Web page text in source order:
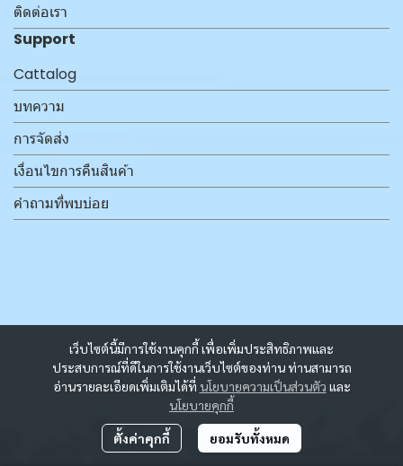
เว็บไซต์นี้มีการใช้งานคุกกี้ เพื่อเพิ่มประสิทธิภาพและ
ประสบการณ์ที่ดีในการใช้งานเว็บไซต์ของท่าน ท่านสามารถ
อ่านรายละเอียดเพิ่มเติมได้ที่ นโยบายความเป็นส่วนตัว และ
นโยบายคุกกี้
ตั้งค่าคุกกี้ ยอมรับทั้งหมด
ติดต่อเรา
Support
Cattalog
บทความ
การจัดส่ง
เงื่อนไขการคืนสินค้า
คำถามที่พบบ่อย